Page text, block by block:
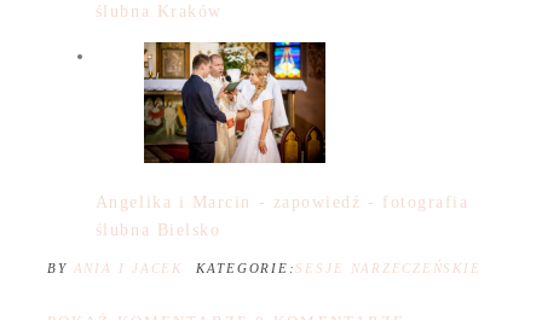
ślubna Kraków
Angelika i Marcin - zapowiedź - fotografia
ślubna Bielsko
BY ANIA I JACEK KATEGORIE: SESJE NARZECZEŃSKIE